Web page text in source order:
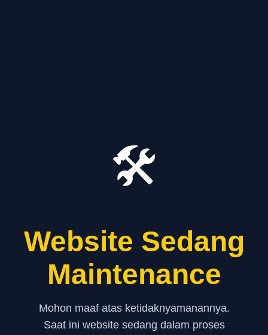
🛠️
Website Sedang
Maintenance
Mohon maaf atas ketidaknyamanannya.
Saat ini website sedang dalam proses